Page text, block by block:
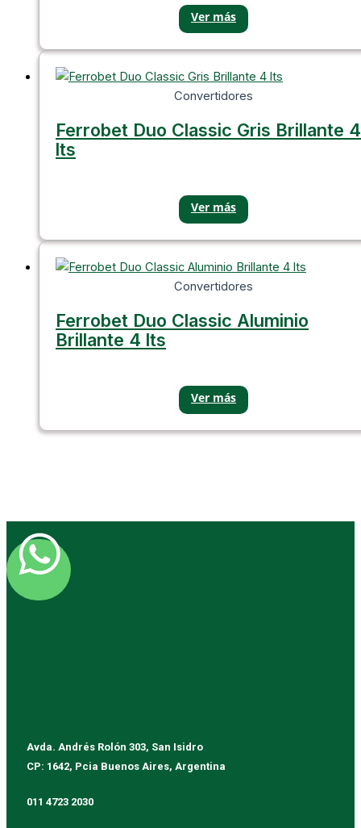
Convertidores
Ferrobet Duo Classic Gris Brillante 4
lts
Convertidores
Ferrobet Duo Classic Aluminio
Brillante 4 lts
Avda. Andrés Rolón 303, San Isidro
CP: 1642, Pcia Buenos Aires, Argentina
011 4723 2030